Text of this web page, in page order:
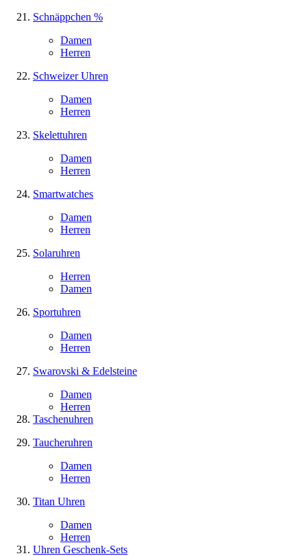
Schnäppchen %
Damen
Herren
Schweizer Uhren
Damen
Herren
Skelettuhren
Damen
Herren
Smartwatches
Damen
Herren
Solaruhren
Herren
Damen
Sportuhren
Damen
Herren
Swarovski & Edelsteine
Damen
Herren
Taschenuhren
Taucheruhren
Damen
Herren
Titan Uhren
Damen
Herren
Uhren Geschenk-Sets